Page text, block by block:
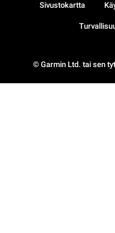
© Garmin Ltd. tai sen
Sivustokartta